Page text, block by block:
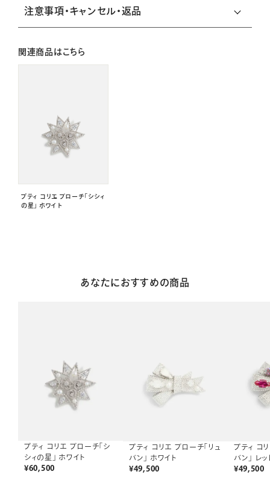
注意事項・キャンセル・返品
関連商品はこちら
プティ コリエ ブローチ「シシィ
の星」 ホワイト
あなたにおすすめの商品
プティ コリエ ブローチ「シ
シィの星」 ホワイト
¥60,500
プティ コリエ ブローチ「リュ
バン」 ホワイト
¥49,500
プティ コ
バン」 レッ
¥49,500